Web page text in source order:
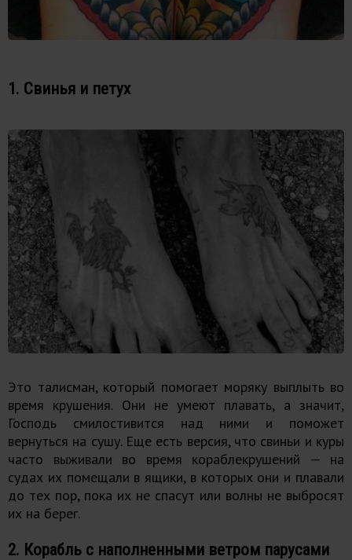
1. Свинья и петух
Это талисман, который помогает моряку выплыть во
время крушения. Они не умеют плавать, а значит,
Господь смилостивится над ними и поможет
вернуться на сушу. Еще есть версия, что свиньи и куры
часто выживали во время кораблекрушений — на
судах их помещали в ящики, в которых они и плавали
до тех пор, пока их не спасут или волны не выбросят
их на берег.
2. Корабль с наполненными ветром парусами